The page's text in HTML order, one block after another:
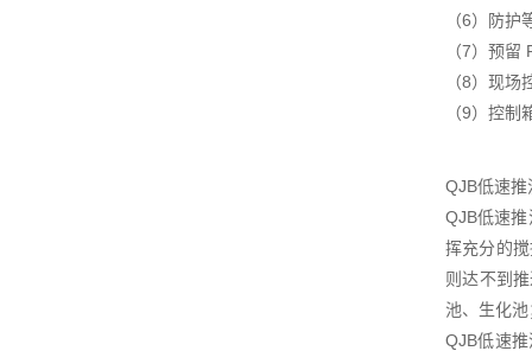
（6）防护
（7）预
（8）现
（9）控
QJB低速
QJB低速
挥充分的
则达不到
池、生化
QJB低速